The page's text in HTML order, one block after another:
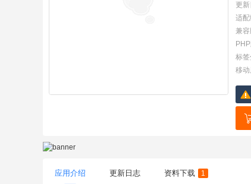
更
适
兼
标
移
应用介绍 更新日志 资料下载 1